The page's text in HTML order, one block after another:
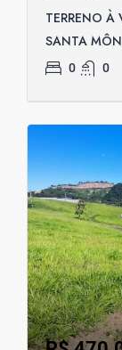
TERRENO
SANTA
0 0